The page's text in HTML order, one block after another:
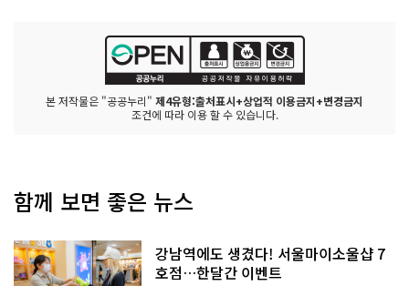
본 저작물은 "공공누리" 제4유형:출처표시+상업적 이용금지+변경금지
조건에 따라 이용 할 수 있습니다.
함께 보면 좋은 뉴스
강남역에도 생겼다! 서울마이소울샵 7
호점…한달간 이벤트